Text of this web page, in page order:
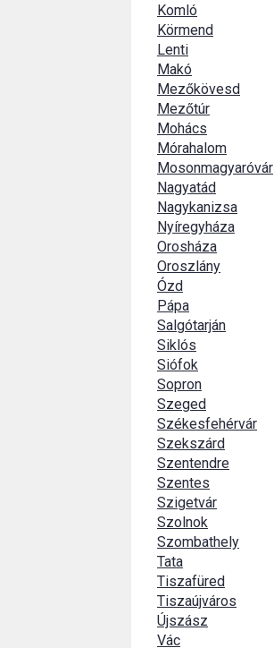
Komló
Körmend
Lenti
Makó
Mezőkövesd
Mezőtúr
Mohács
Mórahalom
Mosonmagyaróvár
Nagyatád
Nagykanizsa
Nyíregyháza
Orosháza
Oroszlány
Ózd
Pápa
Salgótarján
Siklós
Siófok
Sopron
Szeged
Székesfehérvár
Szekszárd
Szentendre
Szentes
Szigetvár
Szolnok
Szombathely
Tata
Tiszafüred
Tiszaújváros
Újszász
Vác